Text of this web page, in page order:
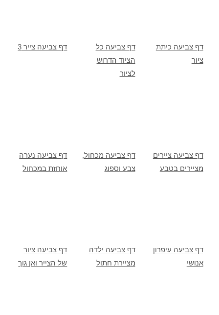
דף צביעה צייר 3
דף צביעה כל
הציוד הדרוש
לציור
דף צביעה כיתת
ציור
דף צביעה נערה
אוחזת במכחול
דף צביעה מכחול,
צבע וספוג
דף צביעה ציירים
מציירים בטבע
דף צביעה ציור
של הצייר ואן גוך
דף צביעה ילדה
מציירת חתול
דף צביעה עיפרון
אנושי